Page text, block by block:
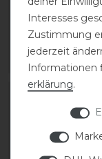
statt 515,00 €
438,00 € *
Interesses
Zustimmung
jederzeit
Informationen
erklärung.